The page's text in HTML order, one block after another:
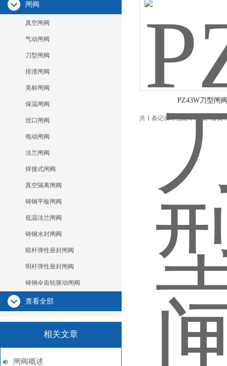
闸阀
真空闸阀
气动闸阀
刀型闸阀
排渣闸阀
美标闸阀
保温闸阀
丝口闸阀
电动闸阀
法兰闸阀
焊接式闸阀
真空隔离闸阀
铸钢平板闸阀
低温法兰闸阀
铸钢水封闸阀
暗杆弹性座封闸阀
明杆弹性座封闸阀
铸钢伞齿轮驱动闸阀
查看全部
相关文章
闸阀概述
PZ43W刀型闸
共 1 条记录，当前 1 / 1 页 首